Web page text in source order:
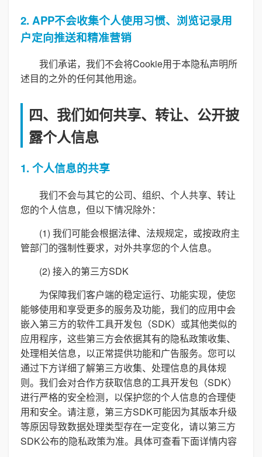
2. APP不会收集个人使用习惯、浏览记录用
户定向推送和精准营销
我们承诺，我们不会将Cookie用于本隐私声明所
述目的之外的任何其他用途。
四、我们如何共享、转让、公开披
露个人信息
1. 个人信息的共享
我们不会与其它的公司、组织、个人共享、转让
您的个人信息，但以下情况除外：
(1) 我们可能会根据法律、法规规定，或按政府主
管部门的强制性要求，对外共享您的个人信息。
(2) 接入的第三方SDK
为保障我们客户端的稳定运行、功能实现，使您
能够使用和享受更多的服务及功能，我们的应用中会
嵌入第三方的软件工具开发包（SDK）或其他类似的
应用程序，这些第三方会依据其有的隐私政策收集、
处理相关信息，以正常提供功能和广告服务。您可以
通过下方详细了解第三方收集、处理信息的具体规
则。我们会对合作方获取信息的工具开发包（SDK）
进行严格的安全检测，以保护您的个人信息的合理使
用和安全。请注意，第三方SDK可能因为其版本升级
等原因导致数据处理类型存在一定变化，请以第三方
SDK公布的隐私政策为准。具体可查看下面详情内容